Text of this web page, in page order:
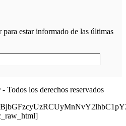
para estar informado de las últimas
- Todos los derechos reservados